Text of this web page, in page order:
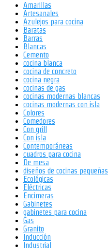
Amarillas
Artesanales
Azulejos para cocina
Baratas
Barras
Blancas
Cemento
cocina blanca
cocina de concreto
cocina negra
cocinas de gas
cocinas modernas blancas
cocinas modernas con isla
Colores
Comedores
Con grill
Con isla
Contemporáneas
cuadros para cocina
De mesa
diseños de cocinas pequeñas
Ecológicas
Eléctricas
Encimeras
Gabinetes
gabinetes para cocina
Gas
Granito
Inducción
Industrial